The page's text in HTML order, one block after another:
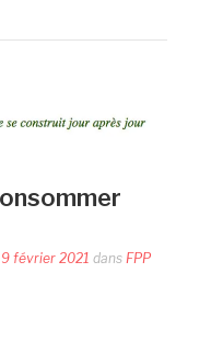
9 février 2021 dans FPP